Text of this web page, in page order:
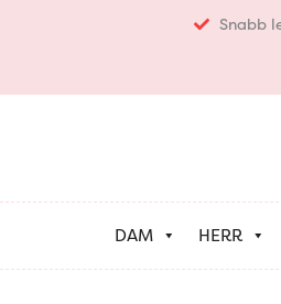
Snabb
DAM HERR